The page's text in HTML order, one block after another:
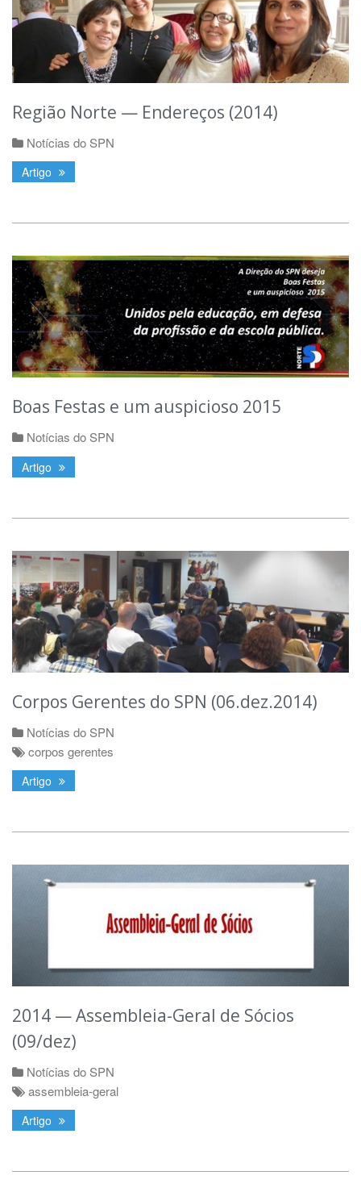
Região Norte — Endereços (2014)
Notícias do SPN
Artigo
Boas Festas e um auspicioso 2015
Notícias do SPN
Artigo
Corpos Gerentes do SPN (06.dez.2014)
Notícias do SPN
corpos gerentes
Artigo
2014 — Assembleia-Geral de Sócios
(09/dez)
Notícias do SPN
assembleia-geral
Artigo